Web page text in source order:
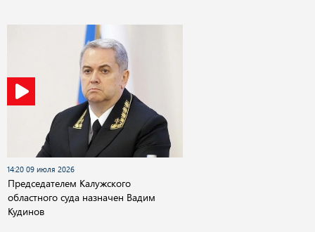
14:20 09 июля 2026
Председателем Калужского
областного суда назначен Вадим
Кудинов